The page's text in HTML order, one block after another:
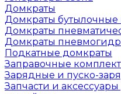
Домкраты
Домкраты бутылочные
Домкраты
Домкраты
Подкатные домкраты
Заправочные
Зарядные и пуско-
Запчасти и